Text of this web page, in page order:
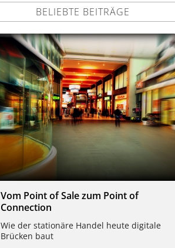
BELIEBTE BEITRÄGE
Vom Point of Sale zum Point of
Connection
Wie der stationäre Handel heute digitale
Brücken baut